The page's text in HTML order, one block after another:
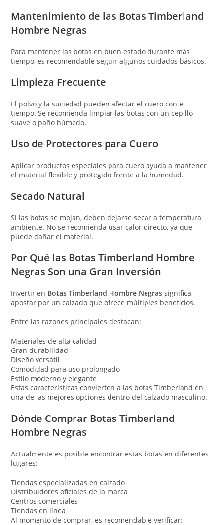
Mantenimiento de las Botas Timberland
Hombre Negras
Para mantener las botas en buen estado durante más
tiempo, es recomendable seguir algunos cuidados básicos.
Limpieza Frecuente
El polvo y la suciedad pueden afectar el cuero con el
tiempo. Se recomienda limpiar las botas con un cepillo
suave o paño húmedo.
Uso de Protectores para Cuero
Aplicar productos especiales para cuero ayuda a mantener
el material flexible y protegido frente a la humedad.
Secado Natural
Si las botas se mojan, deben dejarse secar a temperatura
ambiente. No se recomienda usar calor directo, ya que
puede dañar el material.
Por Qué las Botas Timberland Hombre
Negras Son una Gran Inversión
Invertir en Botas Timberland Hombre Negras significa
apostar por un calzado que ofrece múltiples beneficios.
Entre las razones principales destacan:
Materiales de alta calidad
Gran durabilidad
Diseño versátil
Comodidad para uso prolongado
Estilo moderno y elegante
Estas características convierten a las botas Timberland en
una de las mejores opciones dentro del calzado masculino.
Dónde Comprar Botas Timberland
Hombre Negras
Actualmente es posible encontrar estas botas en diferentes
lugares:
Tiendas especializadas en calzado
Distribuidores oficiales de la marca
Centros comerciales
Tiendas en línea
Al momento de comprar, es recomendable verificar: